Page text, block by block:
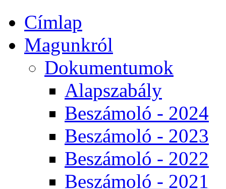
Címlap
Magunkról
Dokumentumok
Alapszabály
Beszámoló - 2024
Beszámoló - 2023
Beszámoló - 2022
Beszámoló - 2021